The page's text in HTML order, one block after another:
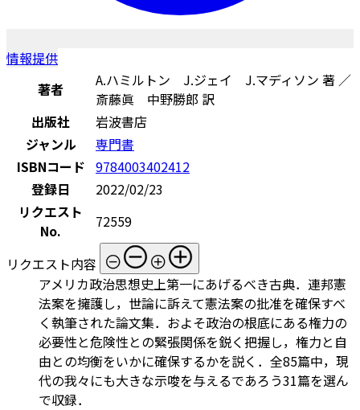
情報提供
著者
A.ハミルトン J.ジェイ J.マディソン 著 ／
斎藤眞 中野勝郎 訳
出版社
岩波書店
ジャンル
専門書
ISBNコード 9784003402412
登録日
2022/02/23
リクエスト
No.
72559
リクエスト内容
アメリカ政治思想史上第一にあげるべき古典．連邦憲
法案を擁護し，世論に訴えて憲法案の批准を確保すべ
く執筆された論文集．およそ政治の根底にある権力の
必要性と危険性との緊張関係を鋭く把握し，権力と自
由との均衡をいかに確保するかを説く．全85篇中，現
代の我々にも大きな示唆を与えるであろう31篇を選ん
で収録．